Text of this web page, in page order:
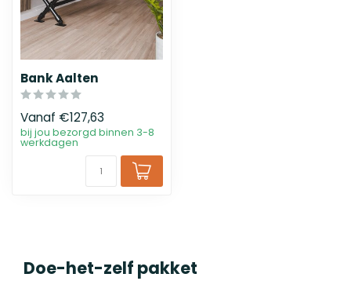
Bank Aalten
Vanaf €127,63
bij jou bezorgd binnen 3-8
werkdagen
Doe-het-zelf pakket